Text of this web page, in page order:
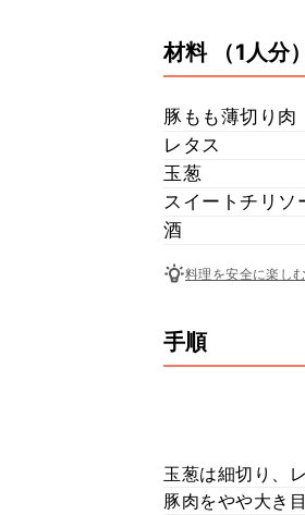
材料 （1人分）
豚もも薄切り肉
レタス
玉葱
スイートチリソ
酒
料理を安全に楽し
手順
玉葱は細切り、
豚肉をやや大き